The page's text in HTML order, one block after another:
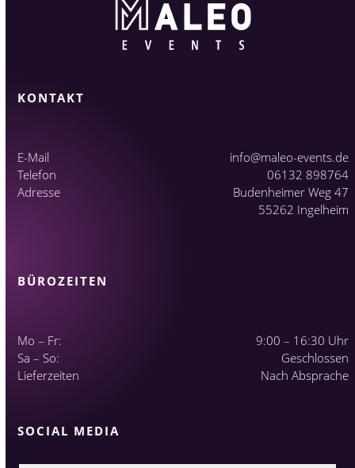
KONTAKT
E-Mail
info@maleo-events.de
Telefon
06132 898764
Adresse
Budenheimer Weg 47
55262 Ingelheim
BÜROZEITEN
Mo – Fr:
9:00 – 16:30 Uhr
Sa – So:
Geschlossen
Lieferzeiten
Nach Absprache
SOCIAL MEDIA